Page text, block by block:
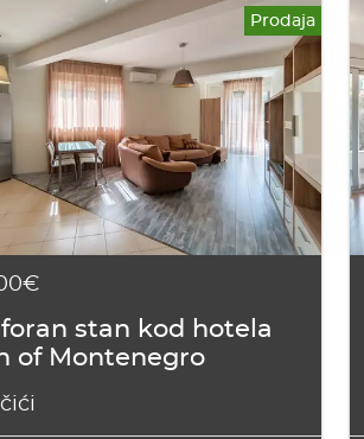
Prodaja
stan kod hotela
of Montenegro